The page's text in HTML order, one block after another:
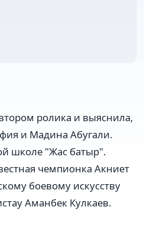
ролика и выяснила,
и Мадина Абугали.
школе "Жас батыр".
чемпионка Акниет
боевому искусству
Аманбек Кулкаев.